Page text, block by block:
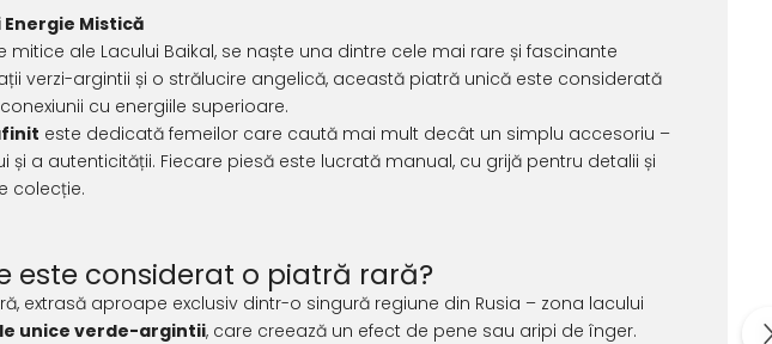
Mistică
mitice ale Lacului Baikal, se naște una dintre cele mai rare și fascinante
verzi-argintii și o strălucire angelică, această piatră unică este considerată
cu energiile superioare.
este dedicată femeilor care caută mai mult decât un simplu accesoriu –
și a autenticității. Fiecare piesă este lucrată manual, cu grijă pentru detalii și
colecție.
este considerat o piatră rară?
extrasă aproape exclusiv dintr-o singură regiune din Rusia – zona lacului
unice verde-argintii, care creează un efect de pene sau aripi de înger.